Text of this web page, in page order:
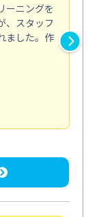
ーニングを
、スタッフ
ました。作